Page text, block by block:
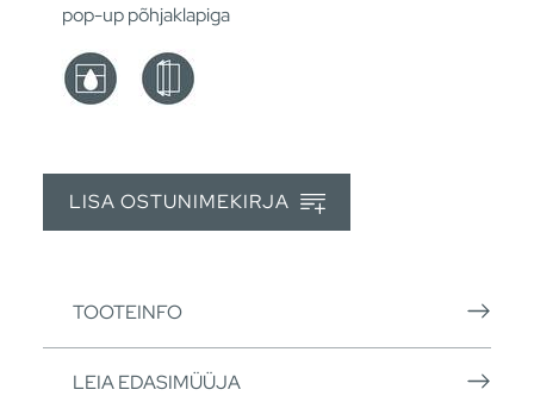
pop-up põhjaklapiga
LISA OSTUNIMEKIRJA
TOOTEINFO
LEIA EDASIMÜÜJA